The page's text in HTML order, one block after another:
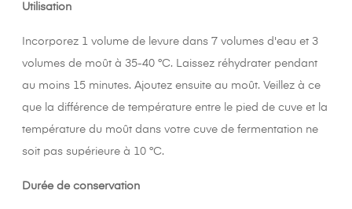
Utilisation
Incorporez 1 volume de levure dans 7 volumes d'eau et 3
volumes de moût à 35-40 °C. Laissez réhydrater pendant
au moins 15 minutes. Ajoutez ensuite au moût. Veillez à ce
que la différence de température entre le pied de cuve et la
température du moût dans votre cuve de fermentation ne
soit pas supérieure à 10 °C.
Durée de conservation